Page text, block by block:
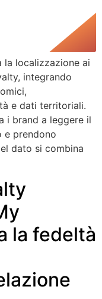
la localizzazione ai
integrando
e dati territoriali.
i brand a leggere il
e prendono
dato si combina
la fedeltà